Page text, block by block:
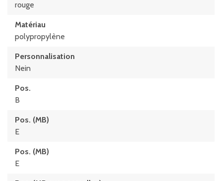
rouge
Matériau
polypropylène
Personnalisation
Nein
Pos.
B
Pos. (MB)
E
Pos. (MB)
E